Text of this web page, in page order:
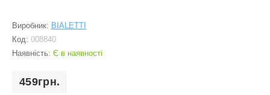
Виробник: BIALETTI
Код: 008840
Наявність: Є в наявності
459грн.